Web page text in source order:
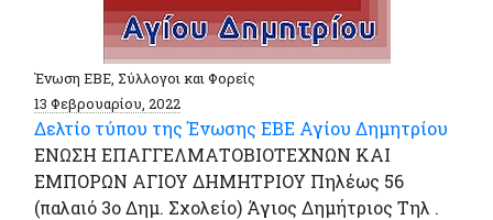
Ένωση ΕΒΕ, Σύλλογοι και Φορείς
13 Φεβρουαρίου, 2022
Δελτίο τύπου της Ένωσης ΕΒΕ Αγίου Δημητρίου
ΕΝΩΣΗ ΕΠΑΓΓΕΛΜΑΤΟΒΙΟΤΕΧΝΩΝ ΚΑΙ
ΕΜΠΟΡΩΝ ΑΓΙΟΥ ΔΗΜΗΤΡΙΟΥ Πηλέως 56
(παλαιό 3ο Δημ. Σχολείο) Άγιος Δημήτριος Τηλ .